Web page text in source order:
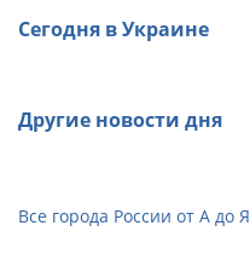
Сегодня в Украине
Другие новости дня
Все города России от А до Я